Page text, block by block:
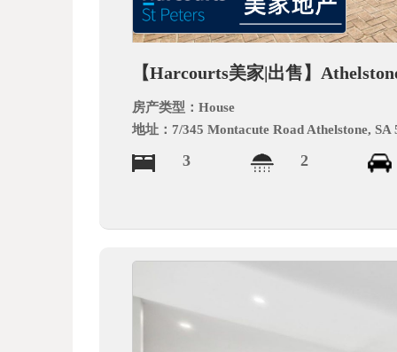
【Harcourts美家|出售】
房产类型：House
地址： 7/345 Montacute Road Athelstone, SA
3 2